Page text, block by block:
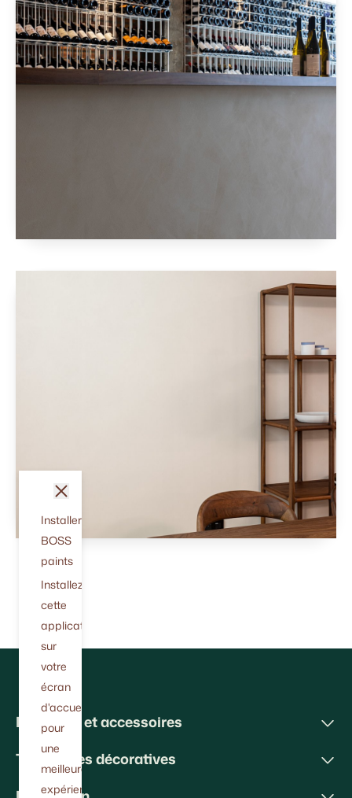
Peintures et accessoires
Techniques décoratives
Installer
BOSS
paints
Installez
cette
application
sur
votre
écran
d'accueil
pour
une
meilleure
expérience.
fermer